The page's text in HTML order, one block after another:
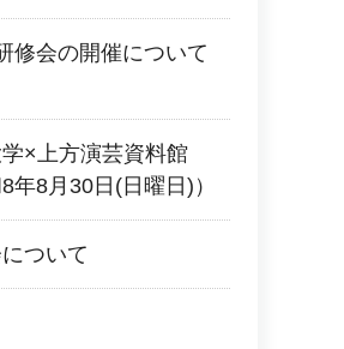
修会の開催について
学×上方演芸資料館
8月30日(日曜日)）
ついて